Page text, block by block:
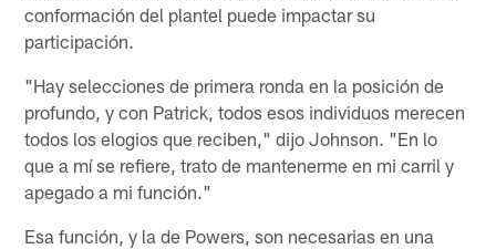
conformación del plantel puede impactar su
participación.
"Hay selecciones de primera ronda en la posición de
profundo, y con Patrick, todos esos individuos merecen
todos los elogios que reciben," dijo Johnson. "En lo
que a mí se refiere, trato de mantenerme en mi carril y
apegado a mi función."
Esa función, y la de Powers, son necesarias en una